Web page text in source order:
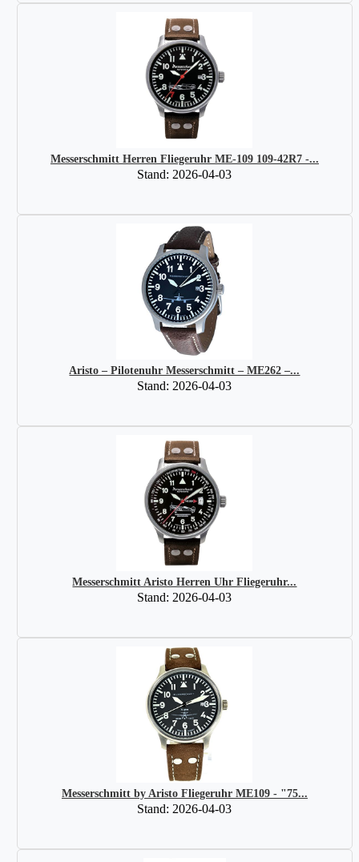
Messerschmitt Herren Fliegeruhr ME-109 109-42R7 -...
Stand: 2026-04-03
Aristo – Pilotenuhr Messerschmitt – ME262 –...
Stand: 2026-04-03
Messerschmitt Aristo Herren Uhr Fliegeruhr...
Stand: 2026-04-03
Messerschmitt by Aristo Fliegeruhr ME109 - "75...
Stand: 2026-04-03